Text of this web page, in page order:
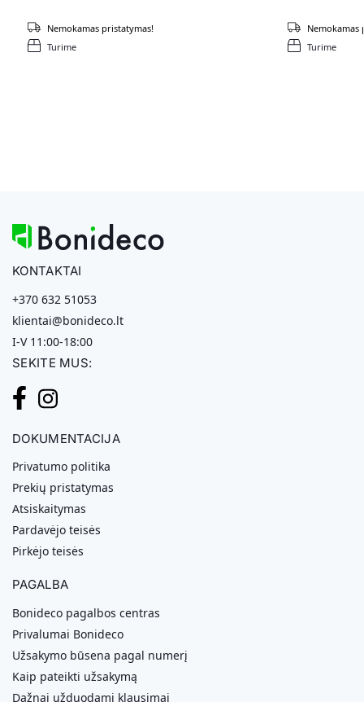
Turime
Nemokamas pristatymas!
Turime
Nemokamas
KONTAKTAI
+370 632 51053
klientai@bonideco.lt
I-V 11:00-18:00
SEKITE MUS:
DOKUMENTACIJA
Privatumo politika
Prekių pristatymas
Atsiskaitymas
Pardavėjo teisės
Pirkėjo teisės
PAGALBA
Bonideco pagalbos centras
Privalumai Bonideco
Užsakymo būsena pagal numerį
Kaip pateikti užsakymą
Dažnai užduodami klausimai